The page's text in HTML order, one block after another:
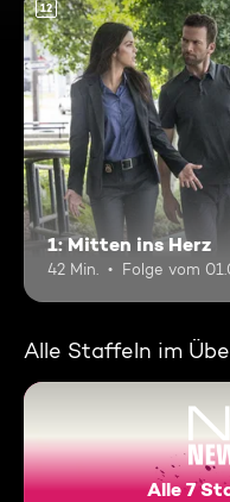
12
1: Mitten ins Herz
42 Min. Folge vom
Alle Staffeln im
Alle 7